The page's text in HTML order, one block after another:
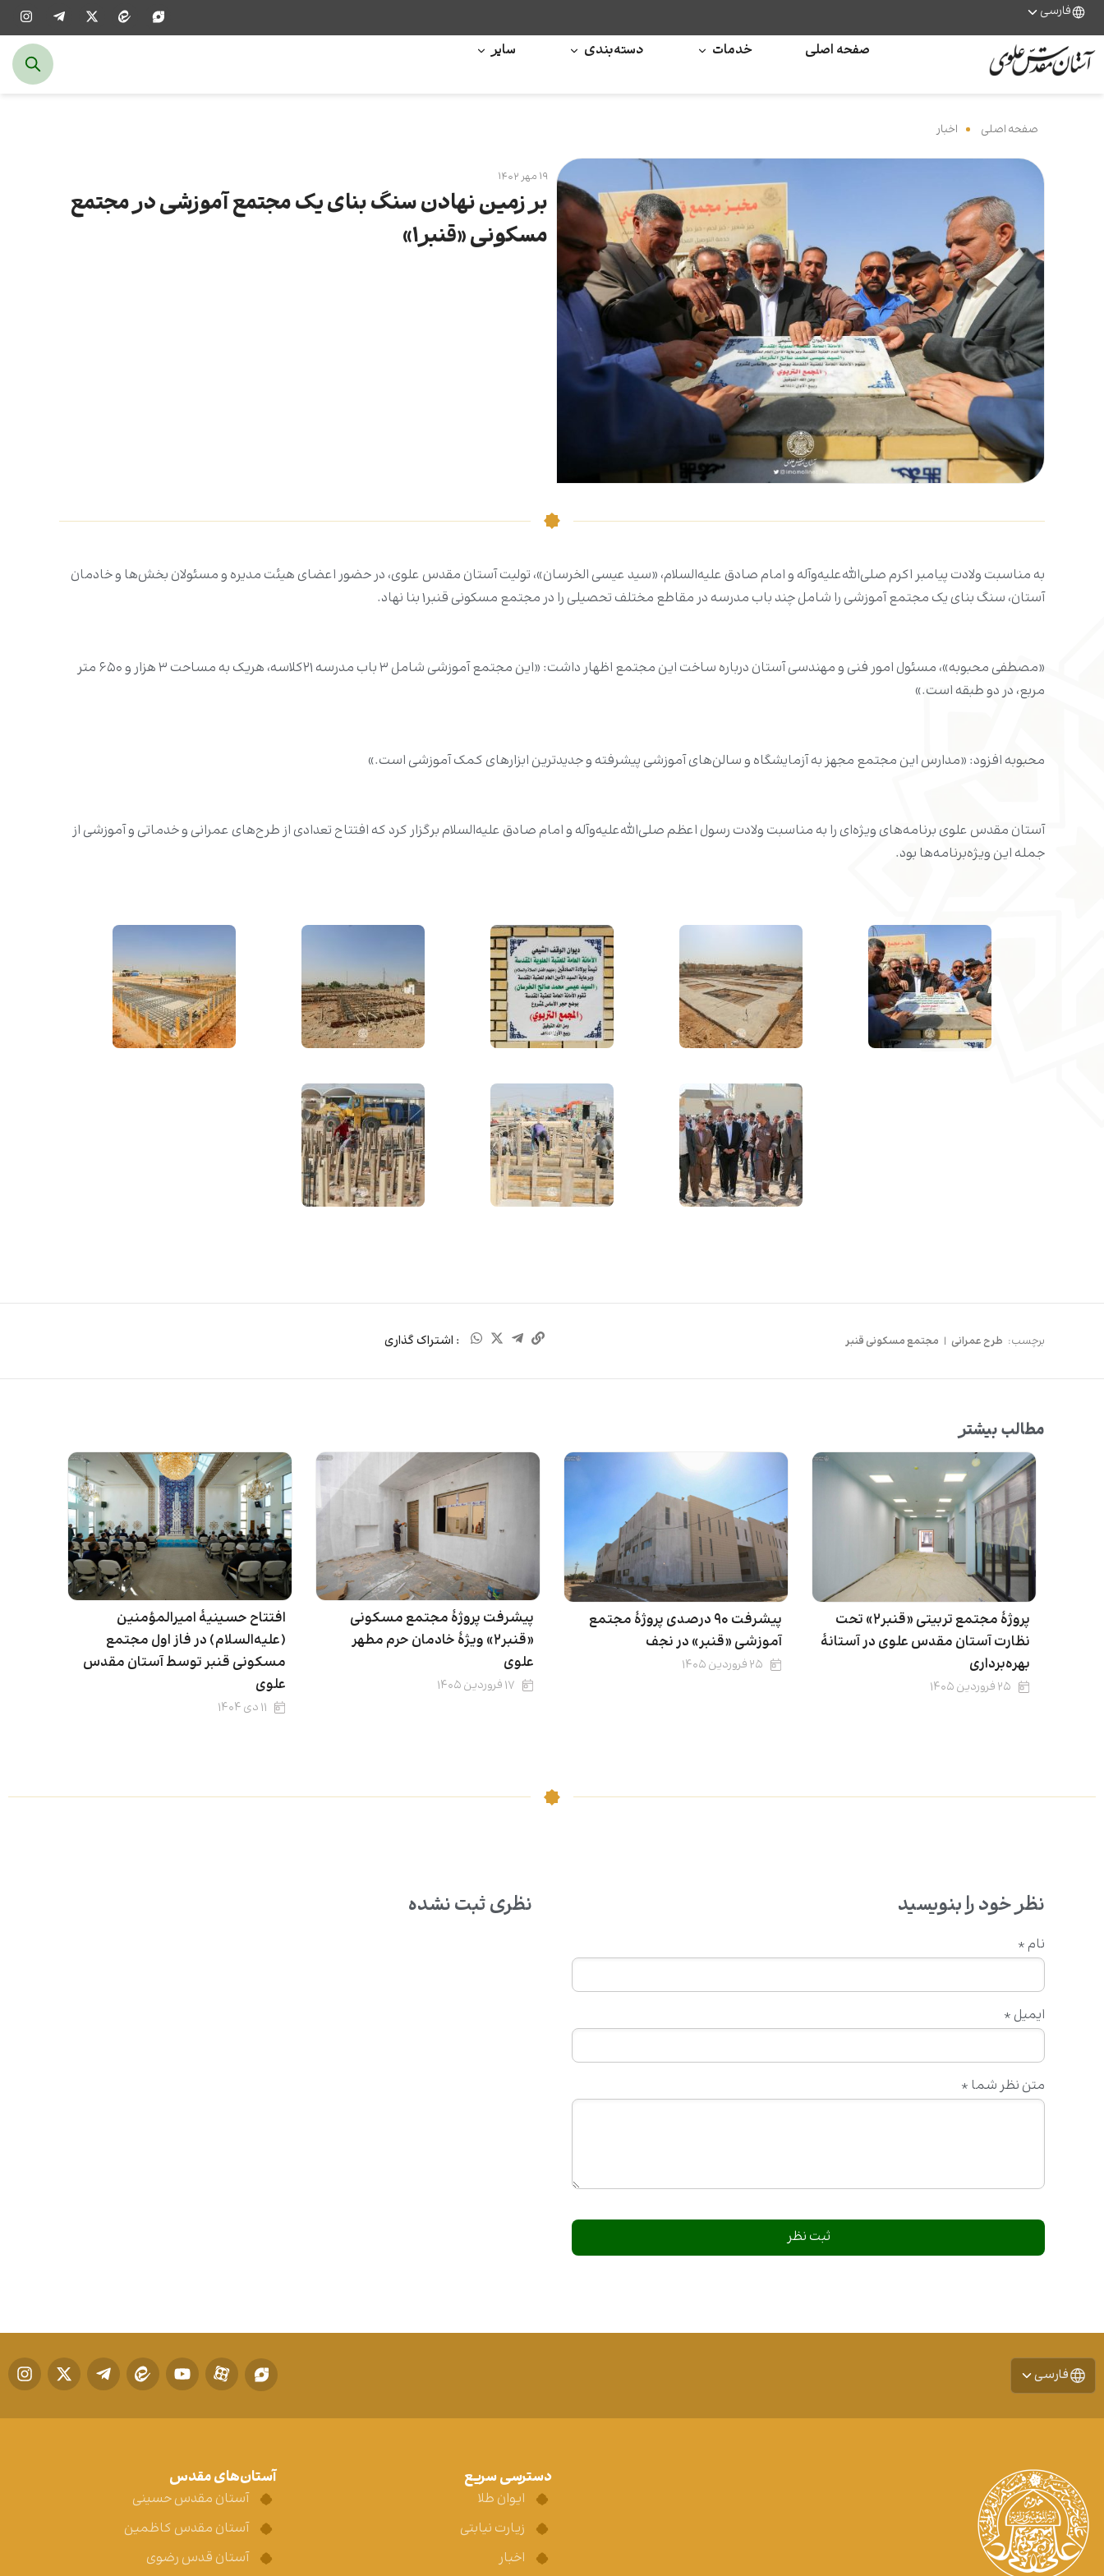
فارسی
صفحه اصلی خدمات دسته‌بندی سایر
صفحه اصلی اخبار
۱۹ مهر ۱۴۰۲
بر زمین نهادن سنگ بنای یک مجتمع آموزشی در مجتمع
مسکونی «قنبر۱»
به مناسبت ولادت پیامبر اکرم صلی‌الله‌علیه‌وآله و امام صادق علیه‌السلام، «سید عیسی الخرسان»، تولیت آستان مقدس علوی، در حضور اعضای هیئت مدیره و مسئولان بخش‌ها و خادمان
آستان، سنگ بنای یک مجتمع آموزشی را شامل چند باب مدرسه در مقاطع مختلف تحصیلی را در مجتمع مسکونی قنبر۱ بنا نهاد.
«مصطفی محبوبه»، مسئول امور فنی و مهندسی آستان درباره ساخت این مجتمع اظهار داشت: «این مجتمع آموزشی شامل ۳ باب مدرسه ۲۱کلاسه، هریک به مساحت ۳ هزار و ۶۵۰ متر
مربع، در دو طبقه است.»
محبوبه افزود: «مدارس این مجتمع مجهز به آزمایشگاه و سالن‌های آموزشی پیشرفته و جدیدترین ابزارهای کمک آموزشی است.»
آستان مقدس علوی برنامه‌های ویژه‌ای را به مناسبت ولادت رسول اعظم صلی‌الله‌علیه‌وآله و امام صادق علیه‌السلام برگزار کرد که افتتاح تعدادی از طرح‌های عمرانی و خدماتی و آموزشی از
جمله این ویژه‌برنامه‌ها بود.
برچسب: طرح عمرانی | مجتمع مسکونی قنبر : اشتراک گذاری
مطالب بیشتر
پروژۀ مجتمع تربیتی «قنبر۲» تحت
نظارت آستان مقدس علوی در آستانۀ
بهره‌برداری
۲۵ فروردین ۱۴۰۵
پیشرفت ۹۰ درصدی پروژهٔ مجتمع
آموزشی «قنبر» در نجف
۲۵ فروردین ۱۴۰۵
پیشرفت پروژۀ مجتمع مسکونی
«قنبر۲» ویژۀ خادمان حرم مطهر
علوی
۱۷ فروردین ۱۴۰۵
افتتاح حسینیۀ امیرالمؤمنین
(علیه‌السلام) در فاز اول مجتمع
مسکونی قنبر توسط آستان مقدس
علوی
۱۱ دی ۱۴۰۴
نظر خود را بنویسید
متن نظر شما *
نام *
ایمیل *
نظری ثبت نشده
فارسی
دسترسی سریع
ایوان طلا
زیارت نیابتی
اخبار
آستان‌های مقدس
آستان مقدس حسینی
آستان مقدس کاظمین
آستان قدس رضوی